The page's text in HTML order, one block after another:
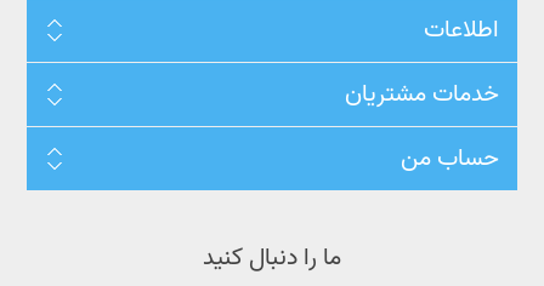
اطلاعات
خدمات مشتریان
حساب من
ما را دنبال کنید